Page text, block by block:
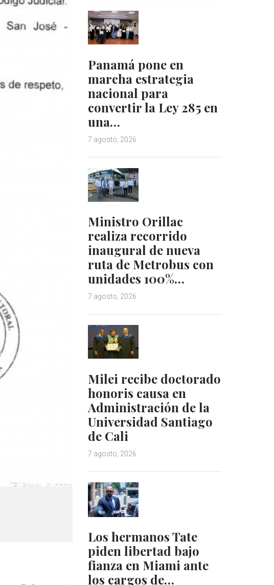
Panamá pone en
marcha estrategia
nacional para
convertir la Ley 285 en
una…
7 agosto, 2026
Ministro Orillac
realiza recorrido
inaugural de nueva
ruta de Metrobus con
unidades 100%…
7 agosto, 2026
Milei recibe doctorado
honoris causa en
Administración de la
Universidad Santiago
de Cali
7 agosto, 2026
Los hermanos Tate
piden libertad bajo
fianza en Miami ante
los cargos de…